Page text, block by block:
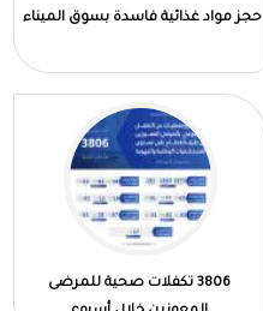
حجز مواد غذائية فاسدة بسوق الميناء
3806 تكفلات صحية للمرضى